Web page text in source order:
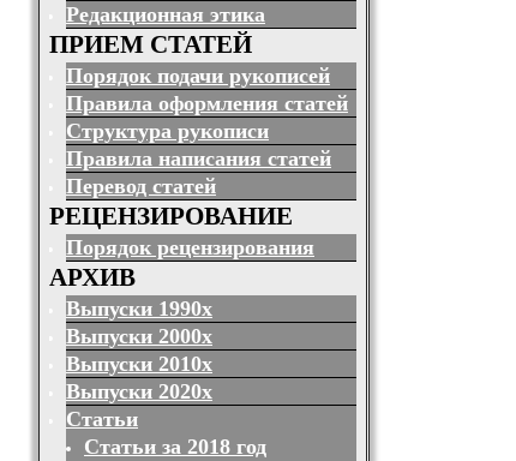
Редакционная этика
ПРИЕМ СТАТЕЙ
Порядок подачи рукописей
Правила оформления статей
Структура рукописи
Правила написания статей
Перевод статей
РЕЦЕНЗИРОВАНИЕ
Порядок рецензирования
АРХИВ
Выпуски 1990х
Выпуски 2000х
Выпуски 2010х
Выпуски 2020х
Статьи
Статьи за 2018 год